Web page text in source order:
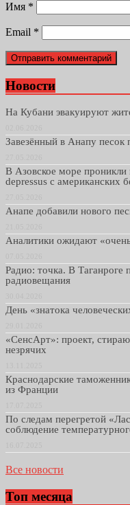
Имя *
Email *
Новости
На Кубани эвакуируют
Завезённый в Анапу песок
В Азовское море проникли
depressus с американских
Анапе добавили нового
Аналитики ожидают
Радио: точка. В Таганроге
радиовещания
День «знатока
«СенсАрт»: проект,
незрячих
Краснодарские
из Франции
По следам перегретой
соблюдение
Все новости
Топ месяца